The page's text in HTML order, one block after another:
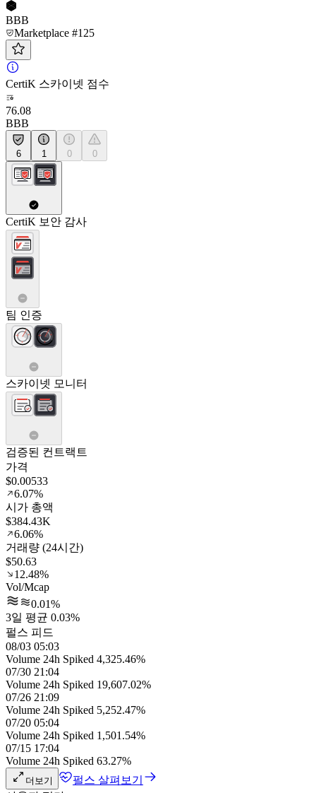
BBB
Marketplace #125
CertiK 스카이넷 점수
76.08
BBB
6 1 0 0
CertiK 보안 감사
팀 인증
스카이넷 모니터
검증된 컨트랙트
가격
$0.00533
6.07%
시가 총액
$384.43K
6.06%
거래량 (24시간)
$50.63
12.48%
Vol/Mcap
0.01%
3일 평균 0.03%
펄스 피드
08/03 05:03
Volume 24h Spiked 4,325.46%
07/30 21:04
Volume 24h Spiked 19,607.02%
07/26 21:09
Volume 24h Spiked 5,252.47%
07/20 05:04
Volume 24h Spiked 1,501.54%
07/15 17:04
Volume 24h Spiked 63.27%
더보기
펄스 살펴보기